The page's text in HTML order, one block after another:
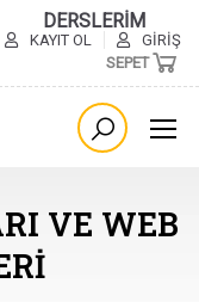
DERSLERİM
KAYIT OL
GIRIŞ
SEPET
VE WEB